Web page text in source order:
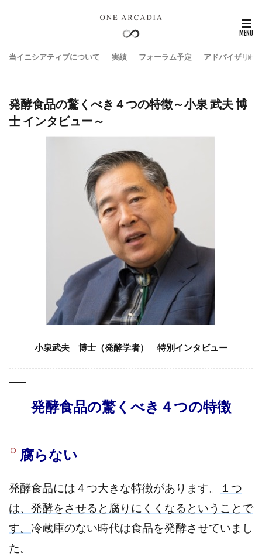
当イニシアティブについて 実績 フォーラム予定 アドバイザリー
発酵食品の驚くべき４つの特徴～小泉 武夫 博
士 インタビュー～
小泉武夫 博士（発酵学者） 特別インタビュー
発酵食品の驚くべき４つの特徴
腐らない
発酵食品には４つ大きな特徴があります。
１つ
は、発酵をさせると腐りにくくなるということで
す。 冷蔵庫のない時代は食品を発酵させていまし
た。